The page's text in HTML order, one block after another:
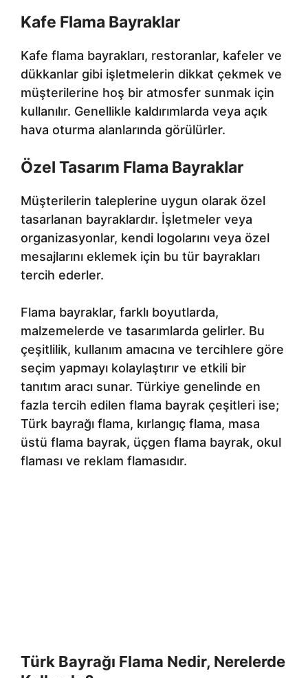
Kafe Flama Bayraklar
Kafe flama bayrakları, restoranlar, kafeler ve
dükkanlar gibi işletmelerin dikkat çekmek ve
müşterilerine hoş bir atmosfer sunmak için
kullanılır. Genellikle kaldırımlarda veya açık
hava oturma alanlarında görülürler.
Özel Tasarım Flama Bayraklar
Müşterilerin taleplerine uygun olarak özel
tasarlanan bayraklardır. İşletmeler veya
organizasyonlar, kendi logolarını veya özel
mesajlarını eklemek için bu tür bayrakları
tercih ederler.
Flama bayraklar, farklı boyutlarda,
malzemelerde ve tasarımlarda gelirler. Bu
çeşitlilik, kullanım amacına ve tercihlere göre
seçim yapmayı kolaylaştırır ve etkili bir
tanıtım aracı sunar. Türkiye genelinde en
fazla tercih edilen flama bayrak çeşitleri ise;
Türk bayrağı flama, kırlangıç flama, masa
üstü flama bayrak, üçgen flama bayrak, okul
flaması ve reklam flamasıdır.
Türk Bayrağı Flama Nedir, Nerelerde